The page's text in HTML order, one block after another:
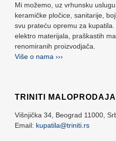
Mi možemo, uz vrhunsku
keramičke pločice, sanitarije,
svu prateću opremu za
elektro materijala, praškastih
renomiranih proizvodjača.
Više o nama ›››
TRINITI MALOPRODAJA
Višnjička 34, Beograd 11000,
Email: kupatila@triniti.rs